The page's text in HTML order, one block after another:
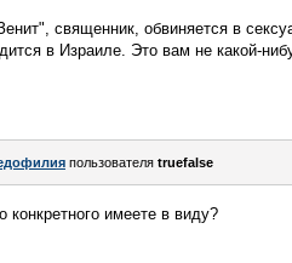
священник, обвиняется в
в Израиле. Это вам не какой-
пользователя truefalse
имеете в виду?